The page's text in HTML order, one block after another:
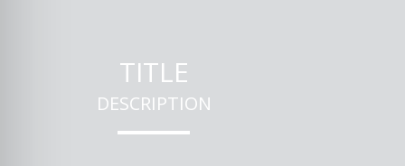
TITLE
DESCRIPTION